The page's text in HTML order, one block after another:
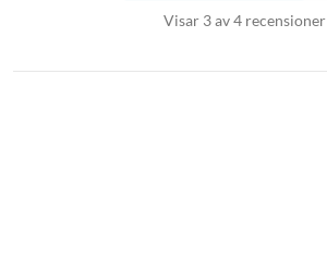
Visar 3 av 4 recensioner